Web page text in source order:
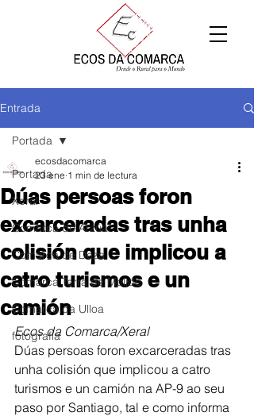
Entrada
Portada
Xeral
Comarca de Arzúa
Comarca de Deza
Comarca Terra de Melide
Comarca da Ulloa
fotografía
Portada
Dúas persoas foron
excarceradas tras unha
colisión que implicou a
catro turismos e un
camión
ecosdacomarca
23 ene 1 min de lectura
Ecos da Comarca/Xeral
Dúas persoas foron excarceradas tras
unha colisión que implicou a catro
turismos e un camión na AP-9 ao seu
paso por Santiago, tal e como informa